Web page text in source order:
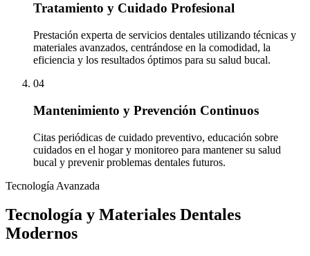
Tratamiento y Cuidado Profesional
Prestación experta de servicios dentales utilizando técnicas y
materiales avanzados, centrándose en la comodidad, la
eficiencia y los resultados óptimos para su salud bucal.
04
Mantenimiento y Prevención Continuos
Citas periódicas de cuidado preventivo, educación sobre
cuidados en el hogar y monitoreo para mantener su salud
bucal y prevenir problemas dentales futuros.
Tecnología Avanzada
Tecnología y Materiales Dentales
Modernos